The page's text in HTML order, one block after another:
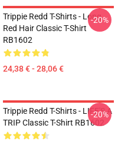
Trippie Redd T-Shirts - Long
Red Hair Classic T-Shirt
RB1602
24,38 € - 28,06 €
-20%
Trippie Redd T-Shirts - LIFE'S A
TRIP Classic T-Shirt RB1602
-20%